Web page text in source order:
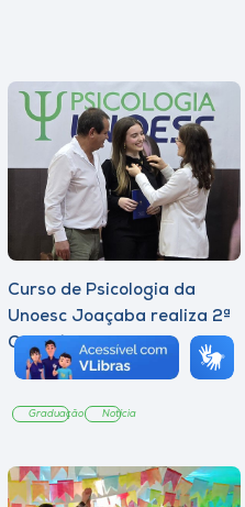
Curso de Psicologia da
Unoesc Joaçaba realiza 2ª
Cerimônia do Botton
Graduação Notícia